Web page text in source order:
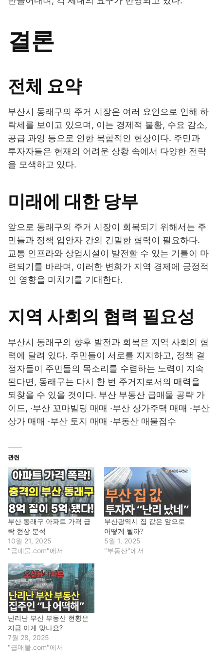
결론
전체 요약
부산시 동래구의 주거 시장은 여러 요인으로 인해 하
락세를 보이고 있으며, 이는 경제적 불황, 수요 감소,
공급 과잉 등으로 인한 복합적인 현상이다. 주민과
투자자들은 현재의 어려운 상황 속에서 다양한 전략
을 모색하고 있다.
미래에 대한 당부
앞으로 동래구의 주거 시장이 회복되기 위해서는 주
민들과 정책 입안자 간의 긴밀한 협력이 필요하다.
교통 인프라와 상업시설이 발전할 수 있는 기틀이 마
련되기를 바라며, 이러한 변화가 지역 경제에 긍정적
인 영향을 미치기를 기대한다.
지역 사회의 협력 필요성
부산시 동래구의 향후 발전과 회복은 지역 사회의 협
력에 달려 있다. 주민들이 서로를 지지하고, 정책 결
정자들이 주민들의 목소리를 수렴하는 노력이 지속
된다면, 동래구는 다시 한 번 주거지로서의 매력을
되찾을 수 있을 것이다. 부산 부동산 급매물 공략 가
이드, ·부산 꼬마빌딩 매매 ·부산 상가주택 매매 ·부산
상가 매매 ·부산 토지 매매 ·부동산 매물접수
관련
부산 동래구 아파트 가격 급
락 현상 분석
10월 21, 2025
"급매물.com"에서
부산광역시 집 값은 앞으로
어떻게 될까?
5월 1, 2025
"부동산"에서
난리난 부산 부동산 현황은
지금 이게 맞나요?
7월 28, 2025
"급매물.com"에서